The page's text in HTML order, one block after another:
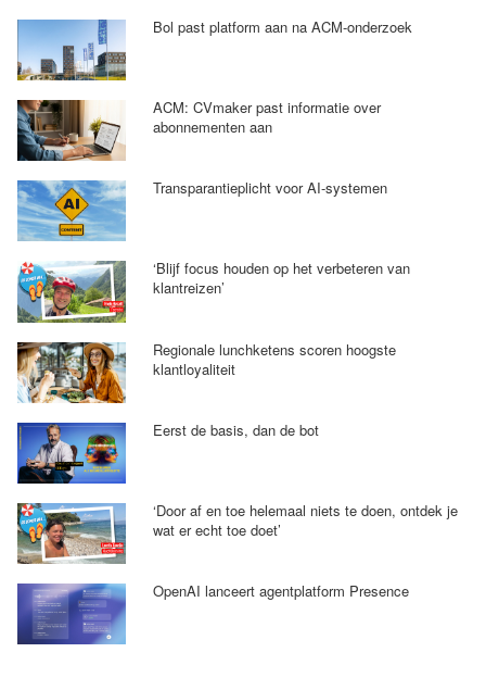
Bol past platform aan na ACM-onderzoek
ACM: CVmaker past informatie over
abonnementen aan
Transparantieplicht voor AI-systemen
‘Blijf focus houden op het verbeteren van
klantreizen’
Regionale lunchketens scoren hoogste
klantloyaliteit
Eerst de basis, dan de bot
‘Door af en toe helemaal niets te doen, ontdek je
wat er echt toe doet’
OpenAI lanceert agentplatform Presence